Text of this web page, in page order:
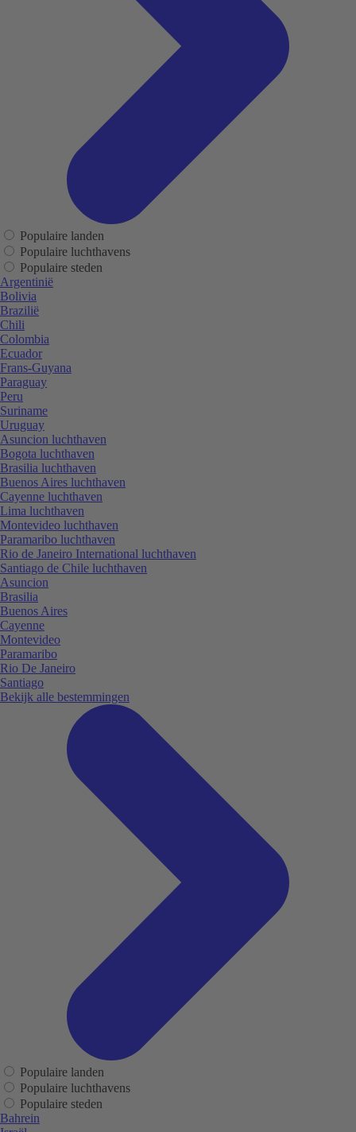
Populaire landen
Populaire luchthavens
Populaire steden
Argentinië
Bolivia
Brazilië
Chili
Colombia
Ecuador
Frans-Guyana
Paraguay
Peru
Suriname
Uruguay
Asuncion luchthaven
Bogota luchthaven
Brasilia luchthaven
Buenos Aires luchthaven
Cayenne luchthaven
Lima luchthaven
Montevideo luchthaven
Paramaribo luchthaven
Rio de Janeiro International luchthaven
Santiago de Chile luchthaven
Asuncion
Brasilia
Buenos Aires
Cayenne
Montevideo
Paramaribo
Rio De Janeiro
Santiago
Bekijk alle bestemmingen
Populaire landen
Populaire luchthavens
Populaire steden
Bahrein